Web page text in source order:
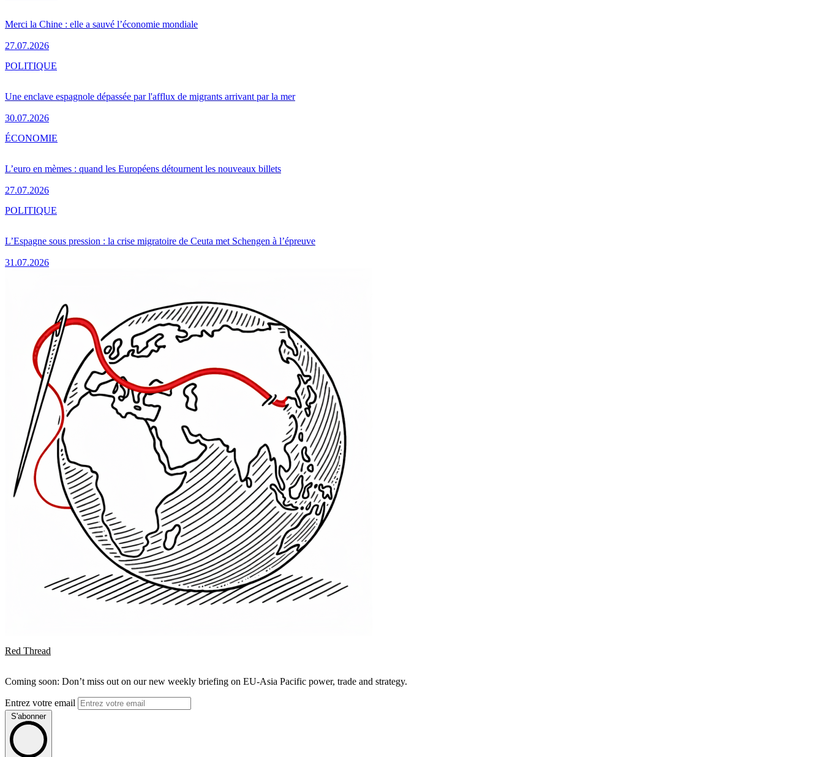
Merci la Chine : elle a sauvé l’économie mondiale
27.07.2026
Une enclave espagnole dépassée par l'afflux de migrants arrivant par la mer
30.07.2026
POLITIQUE
L’euro en mèmes : quand les Européens détournent les nouveaux billets
27.07.2026
ÉCONOMIE
L’Espagne sous pression : la crise migratoire de Ceuta met Schengen à l’épreuve
31.07.2026
POLITIQUE
Red Thread
Coming soon: Don’t miss out on our new weekly briefing on EU-Asia Pacific power, trade and strategy.
Entrez votre email
S'abonner